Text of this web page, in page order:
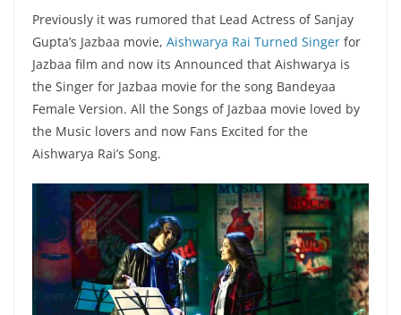
Previously it was rumored that Lead Actress of Sanjay
Gupta’s Jazbaa movie, Aishwarya Rai Turned Singer for
Jazbaa film and now its Announced that Aishwarya is
the Singer for Jazbaa movie for the song Bandeyaa
Female Version. All the Songs of Jazbaa movie loved by
the Music lovers and now Fans Excited for the
Aishwarya Rai’s Song.